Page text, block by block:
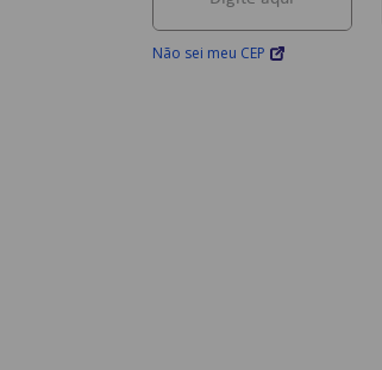
Não sei meu CEP